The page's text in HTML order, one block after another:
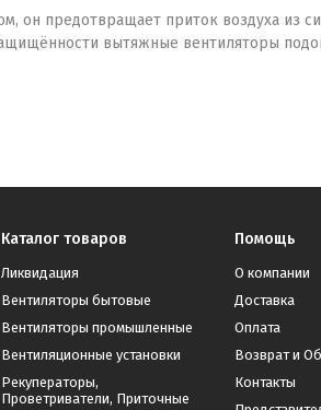
предотвращает приток воздуха из
вытяжные вентиляторы
Каталог товаров
Ликвидация
Вентиляторы бытовые
Вентиляторы промышленные
Вентиляционные установки
Рекуператоры,
Проветриватели, Приточные
Помощь
О компании
Доставка
Оплата
Возврат и
Контакты